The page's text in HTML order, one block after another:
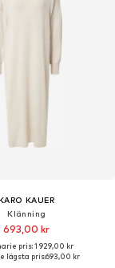
KAUER
Klänning
693,00 kr
pris: 1 929,00 kr
lägsta pris:693,00 kr
Souls